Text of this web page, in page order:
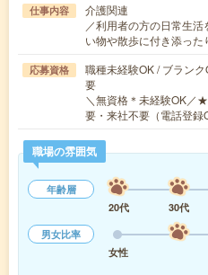
仕事内容
介護関連
／利用者の方の日常生
い物や散歩に付き添っ
応募資格
職種未経験OK / ブラン
要
＼無資格＊未経験OK／
要・来社不要（電話登
職場の雰囲気
年齢層
20代
30代
男女比率
女性